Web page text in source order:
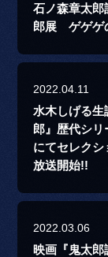
石ノ森章太郎
郎展 ゲゲゲ
2022.04.11
水木しげる生
郎』歴代シ
にてセレクシ
放送開始!!
2022.03.06
映画『鬼太郎